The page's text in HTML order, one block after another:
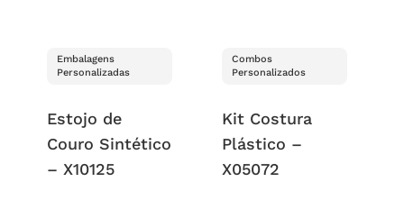
Embalagens
Personalizadas
Estojo de
Couro Sintético
– X10125
Combos
Personalizados
Kit Costura
Plástico –
X05072